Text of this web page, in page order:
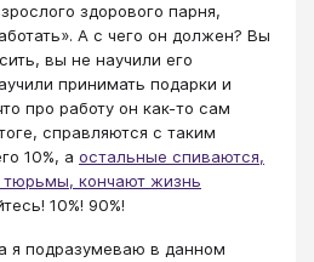
здорового парня,
А с чего он должен? Вы
вы не научили его
принимать подарки и
про работу он как-то сам
справляются с таким
10%, а остальные спиваются,
кончают жизнь
10%! 90%!
я подразумеваю в данном